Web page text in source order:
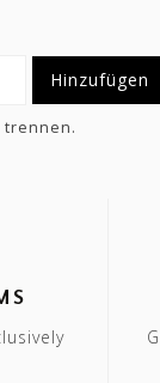
Hinzufügen
trennen.